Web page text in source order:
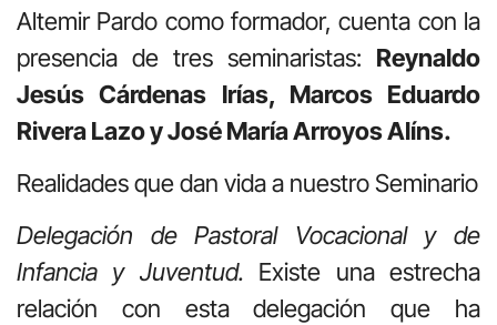
Altemir Pardo como formador, cuenta con la
presencia de tres seminaristas: Reynaldo
Jesús Cárdenas Irías, Marcos Eduardo
Rivera Lazo y José María Arroyos Alíns.
Realidades que dan vida a nuestro Seminario
Delegación de Pastoral Vocacional y de
Infancia y Juventud. Existe una estrecha
relación con esta delegación que ha